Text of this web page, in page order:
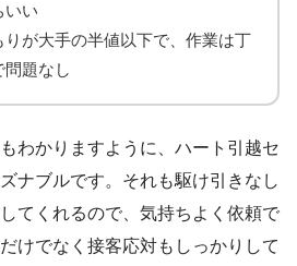
いい
りが大手の半値以下で、作業は丁
問題なし
わかりますように、ハート引越セ
ナブルです。それも駆け引きなし
てくれるので、気持ちよく依頼で
けでなく接客応対もしっかりして